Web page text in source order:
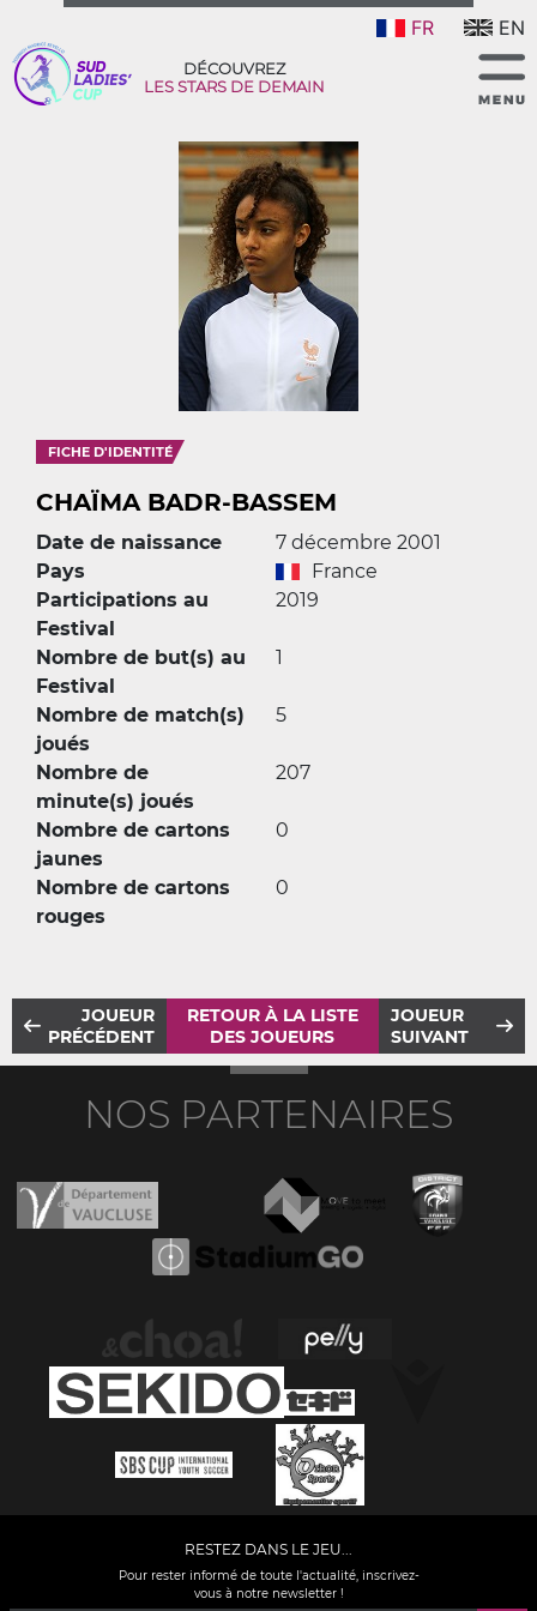
FR EN
DÉCOUVREZ
LES STARS DE DEMAIN
FICHE D'IDENTITÉ
CHAÏMA BADR-BASSEM
Date de naissance
7 décembre 2001
Pays
France
Participations au
Festival
2019
Nombre de but(s) au
Festival
1
Nombre de match(s)
joués
5
Nombre de
minute(s) joués
207
Nombre de cartons
jaunes
0
Nombre de cartons
rouges
0
JOUEUR
PRÉCÉDENT
RETOUR À LA LISTE
DES JOUEURS
JOUEUR
SUIVANT
NOS PARTENAIRES
RESTEZ DANS LE JEU...
Pour rester informé de toute l'actualité, inscrivez-
vous à notre newsletter !